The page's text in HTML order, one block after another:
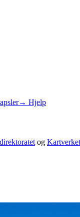
→ Hjelp
og Kartverket